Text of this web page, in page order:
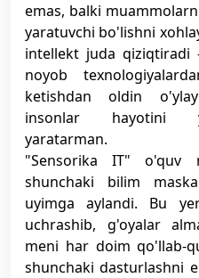
emas, balki
yaratuvchi bo'lishni
intellekt juda qiziqtiradi
noyob
ketishdan oldin
insonlar hayotini
yaratarman.
"Sensorika IT" o'quv
shunchaki bilim
uyimga aylandi. Bu
uchrashib, g'oyalar
meni har doim qo'llab-
shunchaki dasturlashni